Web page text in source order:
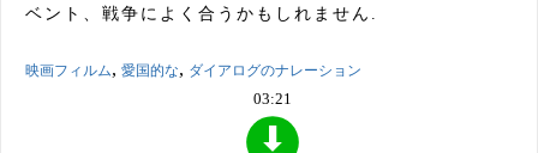
ベント、戦争によく合うかもしれません.
映画フィルム, 愛国的な, ダイアログのナレーション
03:21